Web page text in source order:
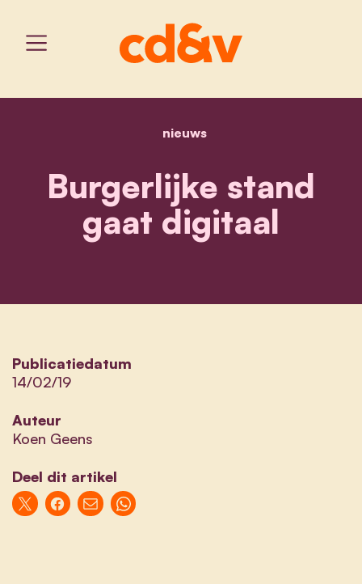
home
nieuwsburgerlijke stand gaat
Burgerlijke stand
gaat digitaal
Publicatiedatum
14/02/19
Auteur
Koen Geens
Deel dit artikel